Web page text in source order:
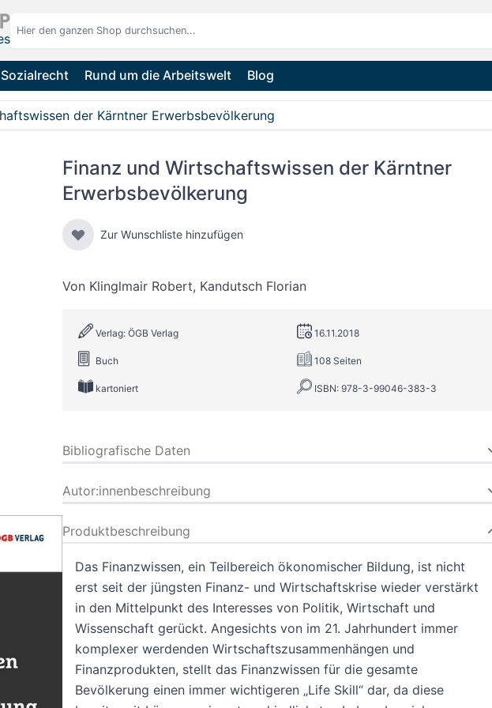
Rund um die Arbeitswelt Blog
der Kärntner Erwerbsbevölkerung
Finanz und Wirtschaftswissen der Kärntner
Erwerbsbevölkerung
Zur Wunschliste hinzufügen
Von Klinglmair Robert, Kandutsch Florian
Verlag: ÖGB Verlag 16.11.2018
Buch 108 Seiten
kartoniert ISBN: 978-3-99046-383-3
Bibliografische Daten
Autor:innenbeschreibung
Produktbeschreibung
Das Finanzwissen, ein Teilbereich ökonomischer Bildung, ist nicht
erst seit der jüngsten Finanz- und Wirtschaftskrise wieder verstärkt
in den Mittelpunkt des Interesses von Politik, Wirtschaft und
Wissenschaft gerückt. Angesichts von im 21. Jahrhundert immer
komplexer werdenden Wirtschaftszusammenhängen und
Finanzprodukten, stellt das Finanzwissen für die gesamte
Bevölkerung einen immer wichtigeren „Life Skill“ dar, da diese